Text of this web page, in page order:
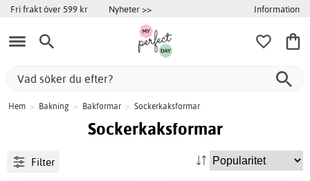
Fri frakt över 599 kr Nyheter >> Information
Hem > Bakning > Bakformar > Sockerkaksformar
Sockerkaksformar
Filter